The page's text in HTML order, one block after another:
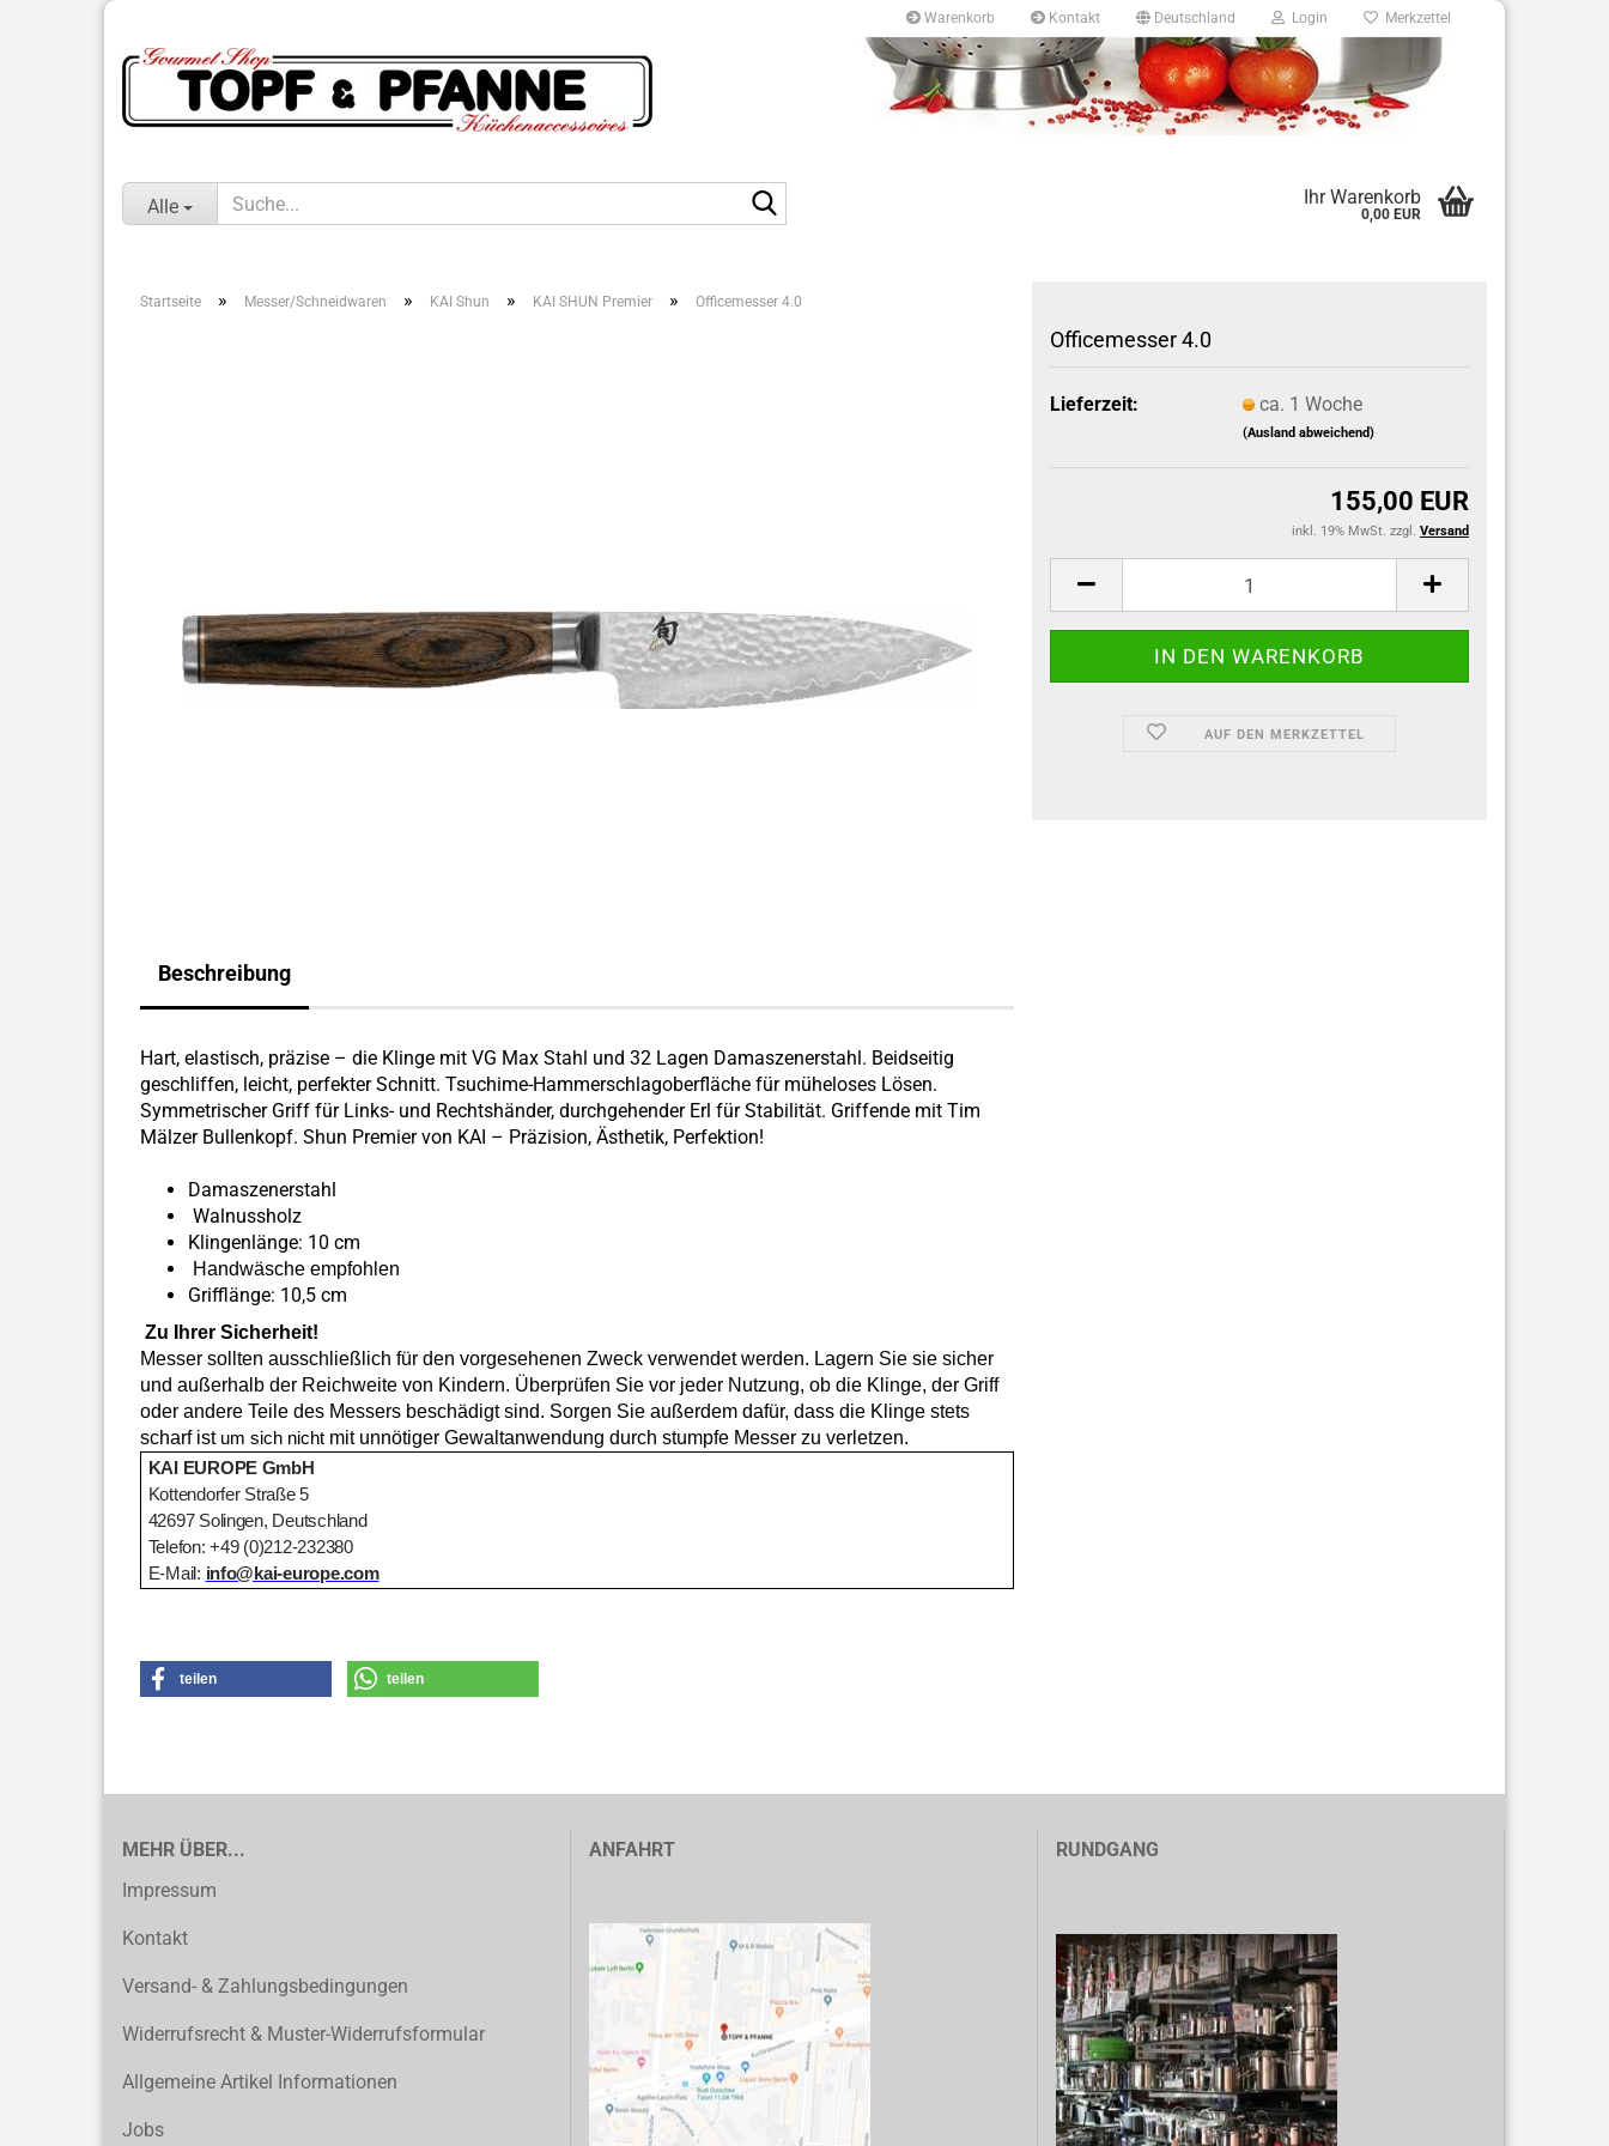
Warenkorb Kontakt Deutschland Login Merkzettel
Alle Ihr Warenkorb
0,00 EUR
Startseite » Messer/Schneidwaren » KAI Shun » KAI SHUN Premier » Officemesser 4.0
Officemesser 4.0
Lieferzeit: ca. 1 Woche
(Ausland abweichend)
155,00 EUR
inkl. 19% MwSt. zzgl. Versand
AUF DEN MERKZETTEL
Beschreibung
Hart, elastisch, präzise – die Klinge mit VG Max Stahl und 32 Lagen Damaszenerstahl. Beidseitig
geschliffen, leicht, perfekter Schnitt. Tsuchime-Hammerschlagoberfläche für müheloses Lösen.
Symmetrischer Griff für Links- und Rechtshänder, durchgehender Erl für Stabilität. Griffende mit Tim
Mälzer Bullenkopf. Shun Premier von KAI – Präzision, Ästhetik, Perfektion!
Damaszenerstahl
Walnussholz
Klingenlänge: 10 cm
Handwäsche empfohlen
Grifflänge: 10,5 cm
Zu Ihrer Sicherheit!
Messer sollten ausschließlich für den vorgesehenen Zweck verwendet werden. Lagern Sie sie sicher
und außerhalb der Reichweite von Kindern. Überprüfen Sie vor jeder Nutzung, ob die Klinge, der Griff
oder andere Teile des Messers beschädigt sind. Sorgen Sie außerdem dafür, dass die Klinge stets
scharf ist um sich nicht mit unnötiger Gewaltanwendung durch stumpfe Messer zu verletzen.
KAI EUROPE GmbH
Kottendorfer Straße 5
42697 Solingen, Deutschland
Telefon: +49 (0)212-232380
E-Mail: info@kai-europe.com
teilen teilen
MEHR ÜBER...
Impressum
Kontakt
Versand- & Zahlungsbedingungen
Widerrufsrecht & Muster-Widerrufsformular
Allgemeine Artikel Informationen
Jobs
ANFAHRT RUNDGANG